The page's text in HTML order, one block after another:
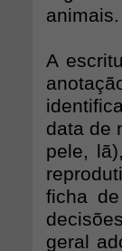
animais.
A
data de
pele,
ficha
geral